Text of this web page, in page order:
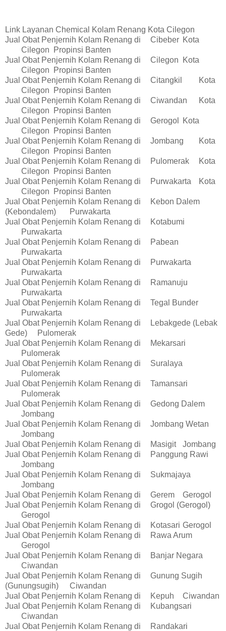
Link Layanan Chemical Kolam Renang Kota Cilegon
Jual Obat Penjernih Kolam Renang di
Cibeber Kota
Cilegon
Propinsi Banten
Jual Obat Penjernih Kolam Renang di
Cilegon
Kota
Cilegon
Propinsi Banten
Jual Obat Penjernih Kolam Renang di
Citangkil
Kota
Cilegon
Propinsi Banten
Jual Obat Penjernih Kolam Renang di
Ciwandan
Kota
Cilegon
Propinsi Banten
Jual Obat Penjernih Kolam Renang di
Gerogol
Kota
Cilegon
Propinsi Banten
Jual Obat Penjernih Kolam Renang di
Jombang
Kota
Cilegon
Propinsi Banten
Jual Obat Penjernih Kolam Renang di
Pulomerak
Kota
Cilegon
Propinsi Banten
Jual Obat Penjernih Kolam Renang di
Purwakarta
Kota
Cilegon
Propinsi Banten
Jual Obat Penjernih Kolam Renang di
Kebon Dalem
(Kebondalem)
Purwakarta
Jual Obat Penjernih Kolam Renang di
Kotabumi
Purwakarta
Jual Obat Penjernih Kolam Renang di
Pabean
Purwakarta
Jual Obat Penjernih Kolam Renang di
Purwakarta
Purwakarta
Jual Obat Penjernih Kolam Renang di
Ramanuju
Purwakarta
Jual Obat Penjernih Kolam Renang di
Tegal Bunder
Purwakarta
Jual Obat Penjernih Kolam Renang di
Lebakgede (Lebak
Gede)
Pulomerak
Jual Obat Penjernih Kolam Renang di
Mekarsari
Pulomerak
Jual Obat Penjernih Kolam Renang di
Suralaya
Pulomerak
Jual Obat Penjernih Kolam Renang di
Tamansari
Pulomerak
Jual Obat Penjernih Kolam Renang di
Gedong Dalem
Jombang
Jual Obat Penjernih Kolam Renang di
Jombang Wetan
Jombang
Jual Obat Penjernih Kolam Renang di
Masigit
Jombang
Jual Obat Penjernih Kolam Renang di
Panggung Rawi
Jombang
Jual Obat Penjernih Kolam Renang di
Sukmajaya
Jombang
Jual Obat Penjernih Kolam Renang di
Gerem
Gerogol
Jual Obat Penjernih Kolam Renang di
Grogol (Gerogol)
Gerogol
Jual Obat Penjernih Kolam Renang di
Kotasari Gerogol
Jual Obat Penjernih Kolam Renang di
Rawa Arum
Gerogol
Jual Obat Penjernih Kolam Renang di
Banjar Negara
Ciwandan
Jual Obat Penjernih Kolam Renang di
Gunung Sugih
(Gunungsugih)
Ciwandan
Jual Obat Penjernih Kolam Renang di
Kepuh
Ciwandan
Jual Obat Penjernih Kolam Renang di
Kubangsari
Ciwandan
Jual Obat Penjernih Kolam Renang di
Randakari